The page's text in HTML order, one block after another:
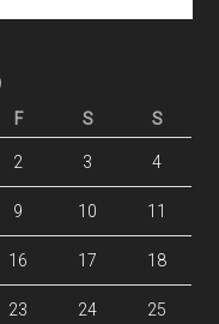
F S S
2 3 4
9 10 11
16 17 18
23 24 25